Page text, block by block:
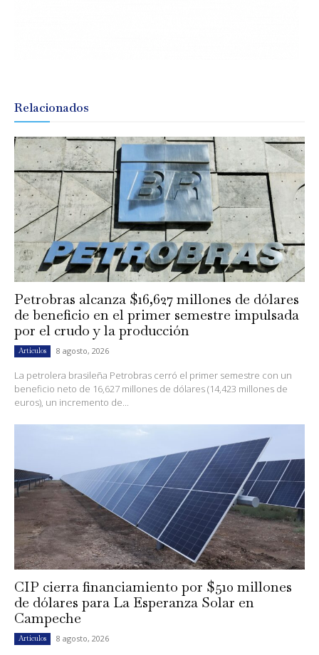
Relacionados
Petrobras alcanza $16,627 millones de dólares
de beneficio en el primer semestre impulsada
por el crudo y la producción
Artículos 8 agosto, 2026
La petrolera brasileña Petrobras cerró el primer semestre con un
beneficio neto de 16,627 millones de dólares (14,423 millones de
euros), un incremento de...
CIP cierra financiamiento por $510 millones
de dólares para La Esperanza Solar en
Campeche
Artículos 8 agosto, 2026